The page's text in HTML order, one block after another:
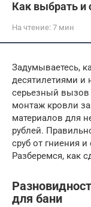
Как выбрать и
На чтение: 7 мин
Задумываетесь,
десятилетиями и
серьезный вызов
монтаж кровли
материалов для
рублей.
сруб от гниения
Разберемся, как
для бани